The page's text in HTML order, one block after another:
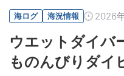
海ログ 海況情報 2026
ウエットダイバ
ものんびりダイ